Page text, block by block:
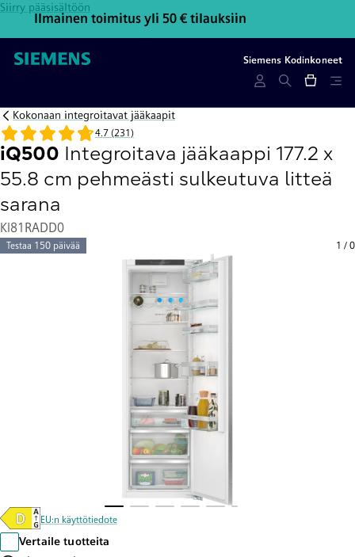
Siirry pääsisältöön
Ilmainen toimitus yli 50 € tilauksiin
Siemens Kodinkoneet
Kokonaan integroitavat jääkaapit
iQ500 Integroitava jääkaappi 177.2 x
55.8 cm pehmeästi sulkeutuva litteä
sarana
KI81RADD0
4.7 (231)
Testaa 150 päivää 1 / 0
EU:n käyttötiedote
Vertaile tuotteita